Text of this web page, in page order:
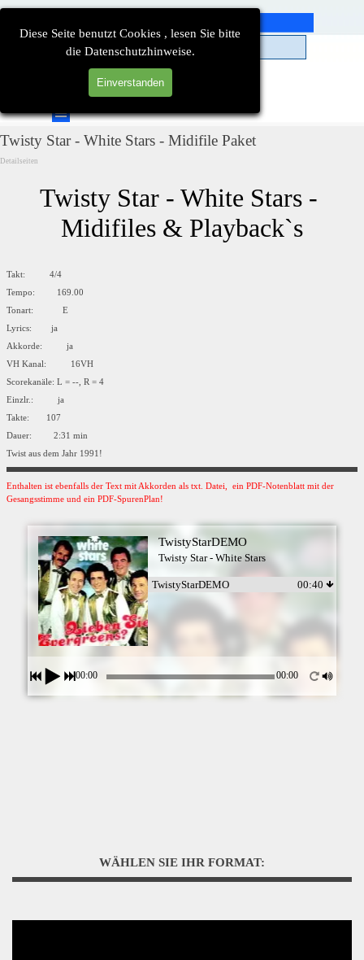
Diese Seite benutzt Cookies , lesen Sie bitte
die Datenschutzhinweise.
Einverstanden
Direkt zum Seiteninhalt
Menü überspringen
Twisty Star - White Stars - Midifile Paket
Detailseiten
Twisty Star - White Stars -
Midifiles & Playback`s
Takt: 4/4
Tempo: 169.00
Tonart: E
Lyrics: ja
Akkorde: ja
VH Kanal: 16VH
Scorekanäle: L = --, R = 4
Einzlr.: ja
Takte: 107
Dauer: 2:31 min
Twist aus dem Jahr 1991!
Enthalten ist ebenfalls der Text mit Akkorden als txt. Datei, ein PDF-Notenblatt mit der
Gesangsstimme und ein PDF-SpurenPlan!
TwistyStarDEMO
Twisty Star - White Stars
TwistyStarDEMO 00:40
00:00 00:00
WÄHLEN SIE IHR FORMAT: